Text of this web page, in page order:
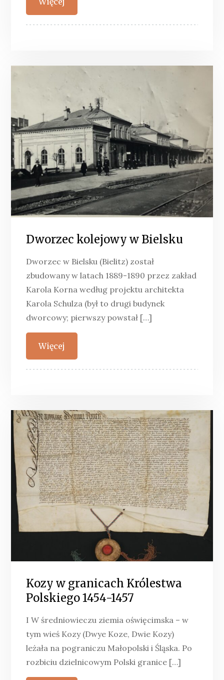
Dworzec kolejowy w Bielsku
Dworzec w Bielsku (Bielitz) został
zbudowany w latach 1889-1890 przez zakład
Karola Korna według projektu architekta
Karola Schulza (był to drugi budynek
dworcowy; pierwszy powstał […]
Więcej
Kozy w granicach Królestwa
Polskiego 1454-1457
I W średniowieczu ziemia oświęcimska – w
tym wieś Kozy (Dwye Koze, Dwie Kozy)
leżała na pograniczu Małopolski i Śląska. Po
rozbiciu dzielnicowym Polski granice […]